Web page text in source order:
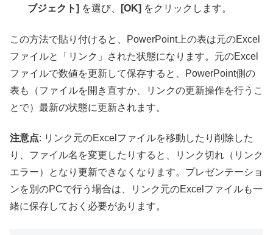
ブジェクト] を選び、 [OK] をクリックします。
この方法で貼り付けると、PowerPoint上の表は元のExcel
ファイルと「リンク」された状態になります。元のExcel
ファイルで数値を更新して保存すると、PowerPoint側の
表も（ファイルを開き直すか、リンクの更新操作を行うこ
とで）最新の状態に更新されます。
注意点: リンク元のExcelファイルを移動したり削除した
り、ファイル名を変更したりすると、リンク切れ（リンク
エラー）となり更新できなくなります。プレゼンテーショ
ンを別のPCで行う場合は、リンク元のExcelファイルも一
緒に保存しておく必要があります。